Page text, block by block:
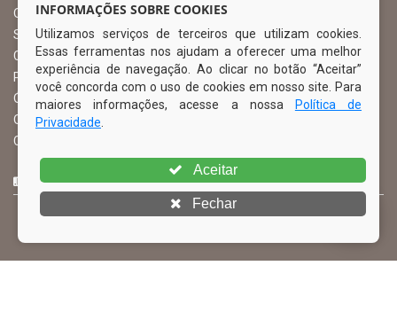
Ouvidoria Municipal
Serviço de Informação ao Cidadão – SIC
Chefe de Gabinete
Procuradoria Geral
Órgão de Controle Interno
Organograma
Comissão Permanente de Licitação – CPL
CURTA NOSSA FAN PAGE
INFORMAÇÕES SOBRE COOKIES
Utilizamos serviços de terceiros que utilizam cookies.
Essas ferramentas nos ajudam a oferecer uma melhor
experiência de navegação. Ao clicar no botão “Aceitar”
você concorda com o uso de cookies em nosso site. Para
maiores informações, acesse a nossa
Política de
Privacidade
Aceitar
Fechar